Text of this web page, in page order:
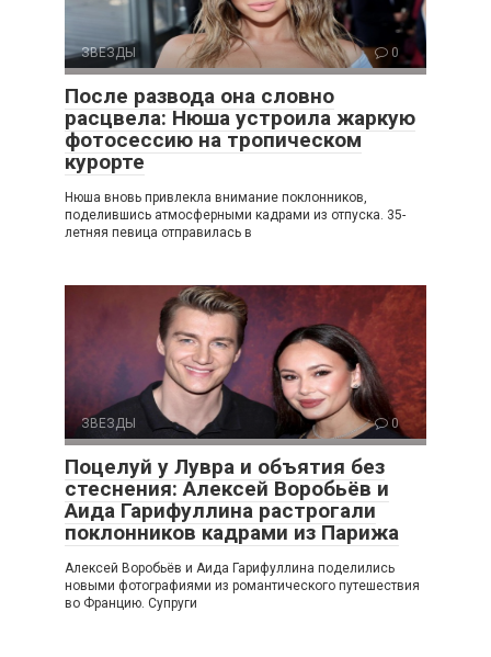
ЗВЕЗДЫ 0
После развода она словно
расцвела: Нюша устроила жаркую
фотосессию на тропическом
курорте
Нюша вновь привлекла внимание поклонников,
поделившись атмосферными кадрами из отпуска. 35-
летняя певица отправилась в
ЗВЕЗДЫ 0
Поцелуй у Лувра и объятия без
стеснения: Алексей Воробьёв и
Аида Гарифуллина растрогали
поклонников кадрами из Парижа
Алексей Воробьёв и Аида Гарифуллина поделились
новыми фотографиями из романтического путешествия
во Францию. Супруги